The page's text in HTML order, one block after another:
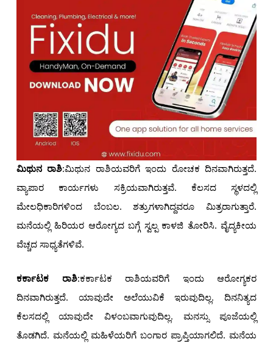
ಮಿಥುನ ರಾಶಿ:ಮಿಥುನ ರಾಶಿಯವರಿಗೆ ಇಂದು ರೋಚಕ ದಿನವಾಗಿರುತ್ತದೆ.
ವ್ಯಾಪಾರ ಕಾರ್ಯಗಳು ಸಕ್ರಿಯವಾಗಿರುತ್ತವೆ. ಕೆಲಸದ ಸ್ಥಳದಲ್ಲಿ
ಮೇಲಧಿಕಾರಿಗಳಿಂದ ಬೆಂಬಲ. ಶತ್ರುಗಳಾಗಿದ್ದವರೂ ಮಿತ್ರರಾಗುತ್ತಾರೆ.
ಮನೆಯಲ್ಲಿ ಹಿರಿಯರ ಆರೋಗ್ಯದ ಬಗ್ಗೆ ಸ್ವಲ್ಪ ಕಾಳಜಿ ತೋರಿಸಿ. ವೈದ್ಯಕೀಯ
ವೆಚ್ಚದ ಸಾಧ್ಯತೆಗಳಿವೆ.
ಕರ್ಕಾಟಕ ರಾಶಿ:ಕರ್ಕಾಟಕ ರಾಶಿಯವರಿಗೆ ಇಂದು ಆರೋಗ್ಯಕರ
ದಿನವಾಗಿರುತ್ತದೆ. ಯಾವುದೇ ಅಲೆಯುವಿಕೆ ಇರುವುದಿಲ್ಲ. ದಿನನಿತ್ಯದ
ಕೆಲಸದಲ್ಲಿ ಯಾವುದೇ ವಿಳಂಬವಾಗುವುದಿಲ್ಲ. ಮನಸ್ಸು ಪೂಜೆಯಲ್ಲಿ
ತೊಡಗಿದೆ. ಮನೆಯಲ್ಲಿ ಮಹಿಳೆಯರಿಗೆ ಬಂಗಾರ ಪ್ರಾಪ್ತಿಯಾಗಲಿದೆ. ಮನೆಯ